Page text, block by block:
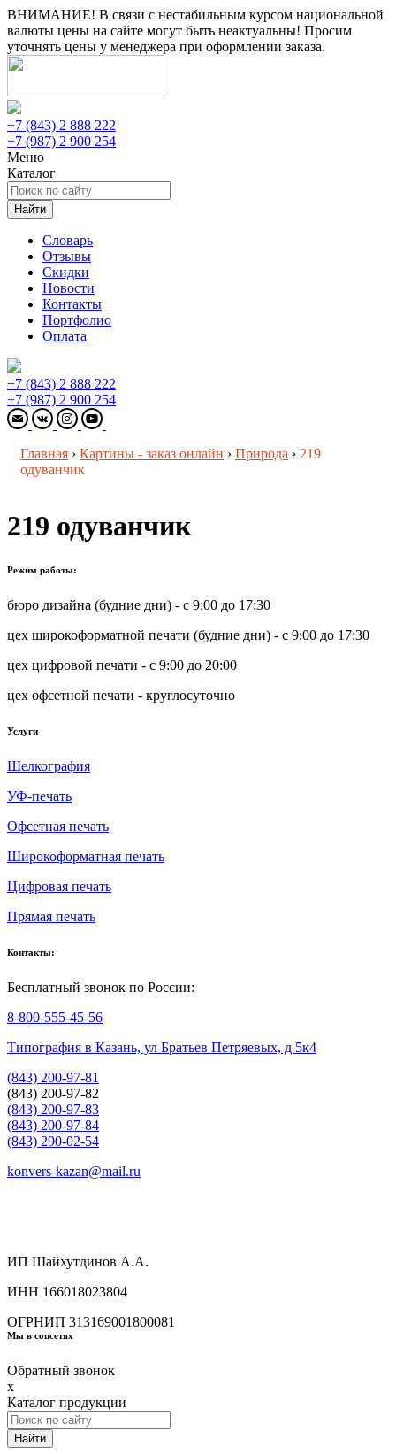
ВНИМАНИЕ! В связи с нестабильным курсом национальной
валюты цены на сайте могут быть неактуальны! Просим
уточнять цены у менеджера при оформлении заказа.
+7 (843) 2 888 222
+7 (987) 2 900 254
Меню
Каталог
Найти
Словарь
Отзывы
Скидки
Новости
Контакты
Портфолио
Оплата
+7 (843) 2 888 222
+7 (987) 2 900 254
Главная › Картины - заказ онлайн › Природа › 219
одуванчик
219 одуванчик
Режим работы:
бюро дизайна (будние дни) - с 9:00 до 17:30
цех широкоформатной печати (будние дни) - с 9:00 до 17:30
цех цифровой печати - с 9:00 до 20:00
цех офсетной печати - круглосуточно
Услуги
Шелкография
УФ-печать
Офсетная печать
Широкоформатная печать
Цифровая печать
Прямая печать
Контакты:
Бесплатный звонок по России:
8-800-555-45-56
Типография в Казань, ул Братьев Петряевых, д 5к4
(843) 200-97-81
(843) 200-97-82
(843) 200-97-83
(843) 200-97-84
(843) 290-02-54
konvers-kazan@mail.ru
ИП Шайхутдинов А.А.
ИНН 166018023804
ОГРНИП 313169001800081
Мы в соцсетях
Обратный звонок
x
Каталог продукции
Найти